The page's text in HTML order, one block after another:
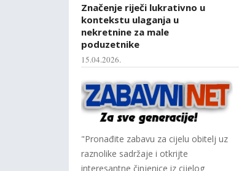
Značenje riječi lukrativno u
kontekstu ulaganja u
nekretnine za male
poduzetnike
15.04.2026.
"Pronađite zabavu za cijelu obitelj uz
raznolike sadržaje i otkrijte
interesantne činjenice iz cijelog